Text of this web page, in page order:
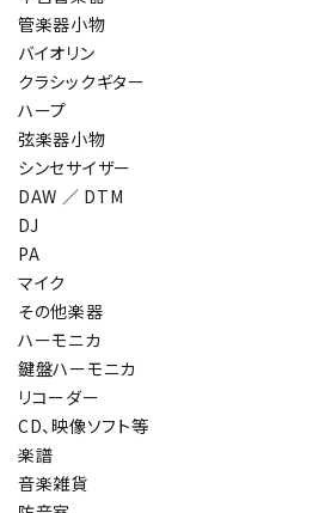
管楽器小物
バイオリン
クラシックギター
ハープ
弦楽器小物
シンセサイザー
DAW ／ DTM
DJ
PA
マイク
その他楽器
ハーモニカ
鍵盤ハーモニカ
リコーダー
CD、映像ソフト等
楽譜
音楽雑貨